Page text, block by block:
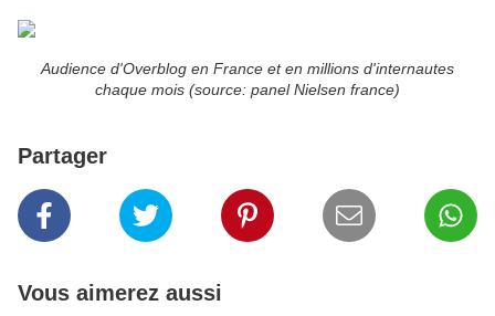
Audience d'Overblog en France et en millions d'internautes
chaque mois (source: panel Nielsen france)
Partager
Vous aimerez aussi